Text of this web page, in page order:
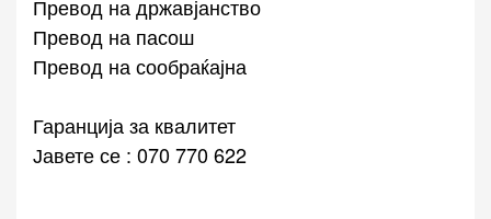
Превод на државјанство
Превод на пасош
Превод на сообраќајна
Гаранција за квалитет
Јавете се : 070 770 622